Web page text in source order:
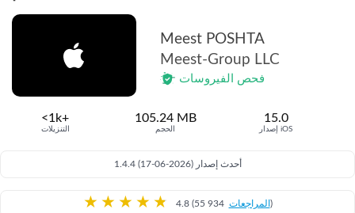
Meest POSHTA
Meest-Group LLC
فحص الفيروسات
<1k+
التنزيلات
105.24 MB
الحجم
15.0
إصدار iOS
1.4.4 (17-06-2026) أحدث إصدار
★ ★ ★ ★ ★ 4.8 (55 934 المراجعات )